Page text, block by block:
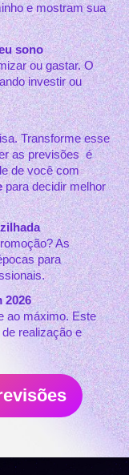
e mostram sua
sono
ou gastar. O
investir ou
Transforme esse
as previsões é
de você com
para decidir melhor
As
para
2026
ao máximo. Este
realização e